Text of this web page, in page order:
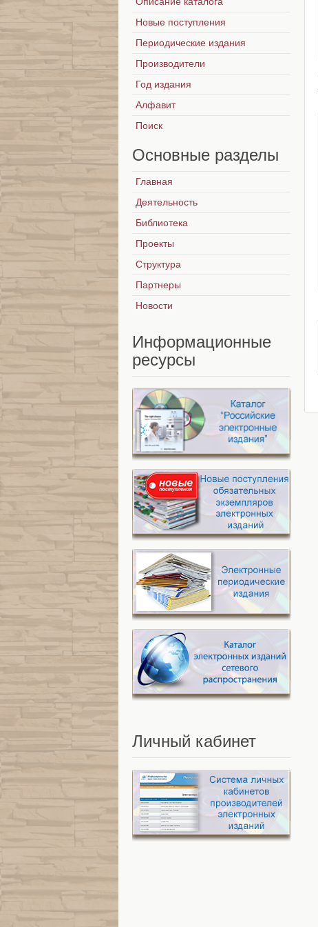
Новые поступления
Периодические издания
Производители
Год издания
Алфавит
Поиск
Основные разделы
Главная
Деятельность
Библиотека
Проекты
Структура
Партнеры
Новости
Информационные
ресурсы
Личный кабинет